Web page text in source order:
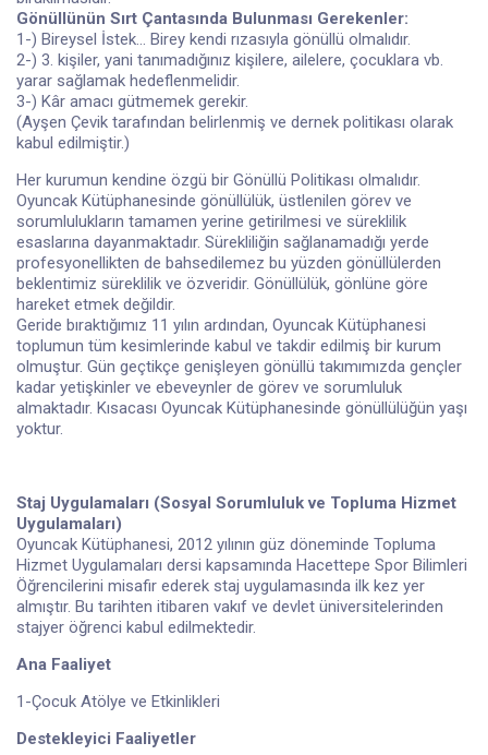
Gönüllünün Sırt Çantasında Bulunması Gerekenler:
1-) Bireysel İstek... Birey kendi rızasıyla gönüllü olmalıdır.
2-) 3. kişiler, yani tanımadığınız kişilere, ailelere, çocuklara vb.
yarar sağlamak hedeflenmelidir.
3-) Kâr amacı gütmemek gerekir.
(Ayşen Çevik tarafından belirlenmiş ve dernek politikası olarak
kabul edilmiştir.)
Her kurumun kendine özgü bir Gönüllü Politikası olmalıdır.
Oyuncak Kütüphanesinde gönüllülük, üstlenilen görev ve
sorumlulukların tamamen yerine getirilmesi ve süreklilik
esaslarına dayanmaktadır. Sürekliliğin sağlanamadığı yerde
profesyonellikten de bahsedilemez bu yüzden gönüllülerden
beklentimiz süreklilik ve özveridir. Gönüllülük, gönlüne göre
hareket etmek değildir.
Geride bıraktığımız 11 yılın ardından, Oyuncak Kütüphanesi
toplumun tüm kesimlerinde kabul ve takdir edilmiş bir kurum
olmuştur. Gün geçtikçe genişleyen gönüllü takımımızda gençler
kadar yetişkinler ve ebeveynler de görev ve sorumluluk
almaktadır. Kısacası Oyuncak Kütüphanesinde gönüllülüğün yaşı
yoktur.
Staj Uygulamaları (Sosyal Sorumluluk ve Topluma Hizmet
Uygulamaları)
Oyuncak Kütüphanesi, 2012 yılının güz döneminde Topluma
Hizmet Uygulamaları dersi kapsamında Hacettepe Spor Bilimleri
Öğrencilerini misafir ederek staj uygulamasında ilk kez yer
almıştır. Bu tarihten itibaren vakıf ve devlet üniversitelerinden
stajyer öğrenci kabul edilmektedir.
Ana Faaliyet
1-Çocuk Atölye ve Etkinlikleri
Destekleyici Faaliyetler